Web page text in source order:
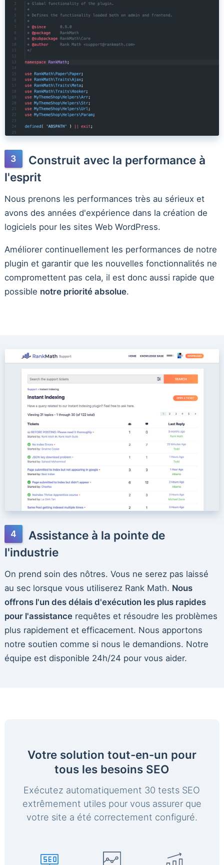
Construit avec la performance à
l'esprit
Nous prenons les performances très au sérieux et
avons des années d'expérience dans la création de
logiciels pour les sites Web WordPress.
Améliorer continuellement les performances de notre
plugin et garantir que les nouvelles fonctionnalités ne
compromettent pas cela, il est donc aussi rapide que
possible notre priorité absolue.
Assistance à la pointe de
l'industrie
On prend soin des nôtres. Vous ne serez pas laissé
au sec lorsque vous utiliserez Rank Math. Nous
offrons l'un des délais d'exécution les plus rapides
pour l'assistancerequêtes et résoudre les problèmes
plus rapidement et efficacement. Nous apportons
notre soutien comme si nous le demandions. Notre
équipe est disponible 24h/24 pour vous aider.
Votre solution tout-en-un pour
tous les besoins SEO
Exécutez automatiquement 30 tests SEO
extrêmement utiles pour vous assurer que
votre site a été correctement configuré.